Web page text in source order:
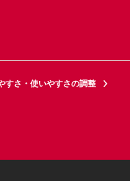
すさ・使いやすさの調整